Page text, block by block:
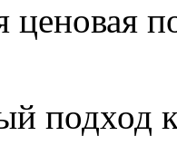
ценовая
подход